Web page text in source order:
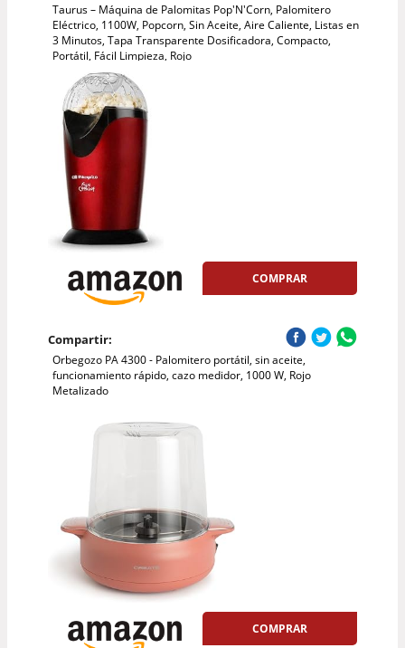
Taurus – Máquina de Palomitas Pop'N'Corn, Palomitero
Eléctrico, 1100W, Popcorn, Sin Aceite, Aire Caliente, Listas en
3 Minutos, Tapa Transparente Dosificadora, Compacto,
Portátil, Fácil Limpieza, Rojo
COMPRAR
Compartir:
Orbegozo PA 4300 - Palomitero portátil, sin aceite,
funcionamiento rápido, cazo medidor, 1000 W, Rojo
Metalizado
COMPRAR